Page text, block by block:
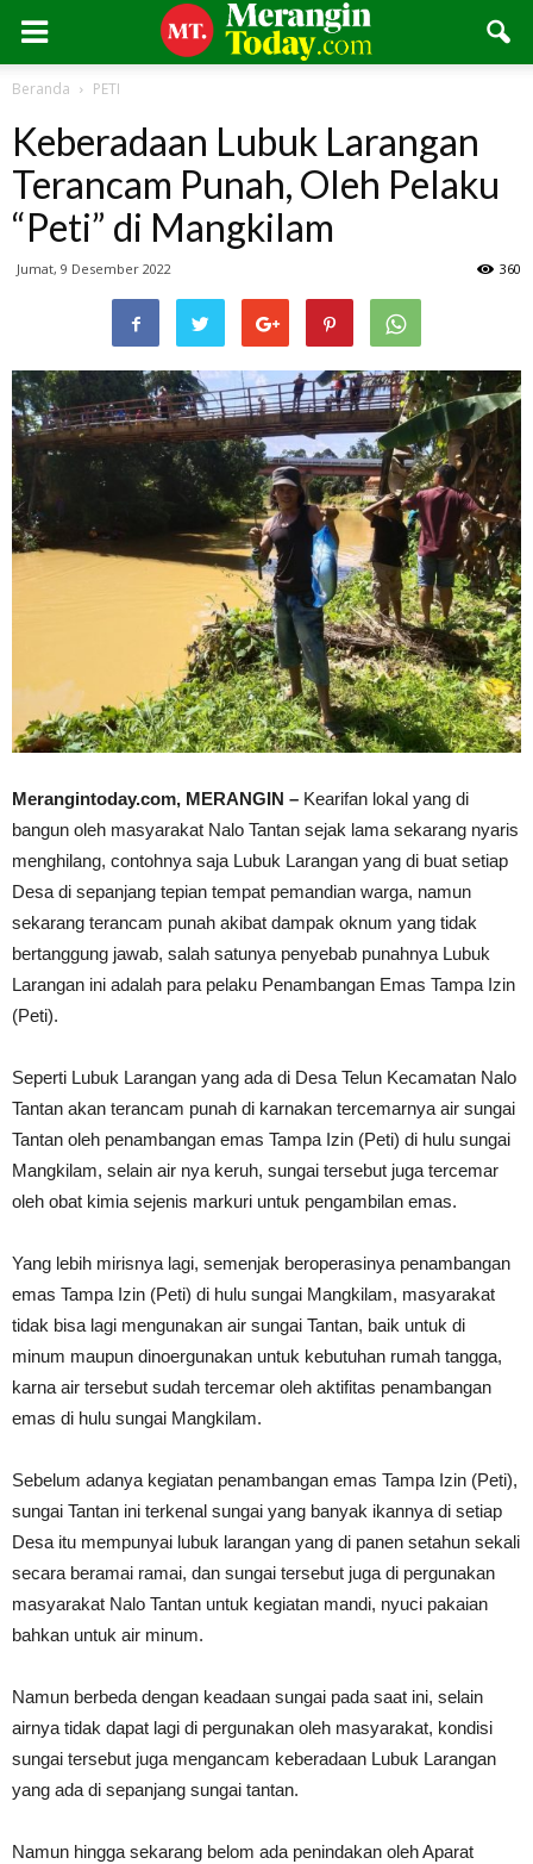
Beranda PETI
Keberadaan Lubuk Larangan
Terancam Punah, Oleh Pelaku
“Peti” di Mangkilam
Jumat, 9 Desember 2022 360
Merangintoday.com, MERANGIN – Kearifan lokal yang di
bangun oleh masyarakat Nalo Tantan sejak lama sekarang nyaris
menghilang, contohnya saja Lubuk Larangan yang di buat setiap
Desa di sepanjang tepian tempat pemandian warga, namun
sekarang terancam punah akibat dampak oknum yang tidak
bertanggung jawab, salah satunya penyebab punahnya Lubuk
Larangan ini adalah para pelaku Penambangan Emas Tampa Izin
(Peti).
Seperti Lubuk Larangan yang ada di Desa Telun Kecamatan Nalo
Tantan akan terancam punah di karnakan tercemarnya air sungai
Tantan oleh penambangan emas Tampa Izin (Peti) di hulu sungai
Mangkilam, selain air nya keruh, sungai tersebut juga tercemar
oleh obat kimia sejenis markuri untuk pengambilan emas.
Yang lebih mirisnya lagi, semenjak beroperasinya penambangan
emas Tampa Izin (Peti) di hulu sungai Mangkilam, masyarakat
tidak bisa lagi mengunakan air sungai Tantan, baik untuk di
minum maupun dinoergunakan untuk kebutuhan rumah tangga,
karna air tersebut sudah tercemar oleh aktifitas penambangan
emas di hulu sungai Mangkilam.
Sebelum adanya kegiatan penambangan emas Tampa Izin (Peti),
sungai Tantan ini terkenal sungai yang banyak ikannya di setiap
Desa itu mempunyai lubuk larangan yang di panen setahun sekali
secara beramai ramai, dan sungai tersebut juga di pergunakan
masyarakat Nalo Tantan untuk kegiatan mandi, nyuci pakaian
bahkan untuk air minum.
Namun berbeda dengan keadaan sungai pada saat ini, selain
airnya tidak dapat lagi di pergunakan oleh masyarakat, kondisi
sungai tersebut juga mengancam keberadaan Lubuk Larangan
yang ada di sepanjang sungai tantan.
Namun hingga sekarang belom ada penindakan oleh Aparat